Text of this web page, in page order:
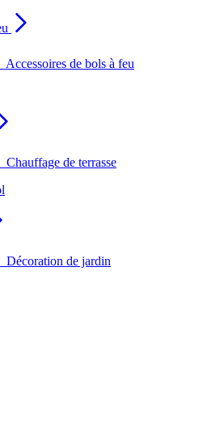
Accessoires de bols à feu
Chauffage de terrasse
Décoration de jardin